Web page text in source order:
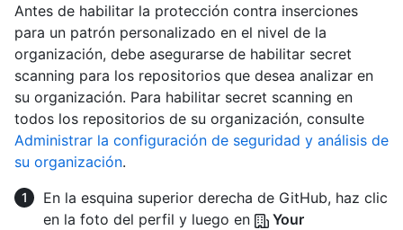
Antes de habilitar la protección contra inserciones
para un patrón personalizado en el nivel de la
organización, debe asegurarse de habilitar secret
scanning para los repositorios que desea analizar en
su organización. Para habilitar secret scanning en
todos los repositorios de su organización, consulte
Administrar la configuración de seguridad y análisis de
su organización.
En la esquina superior derecha de GitHub, haz clic
en la foto del perfil y luego en
Your